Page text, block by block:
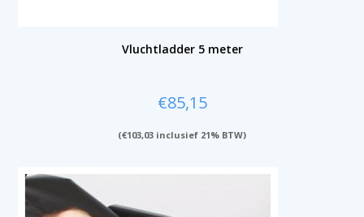
Vluchtladder 5 meter
€85,15
(€103,03 inclusief 21% BTW)